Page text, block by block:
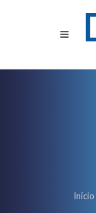
Início